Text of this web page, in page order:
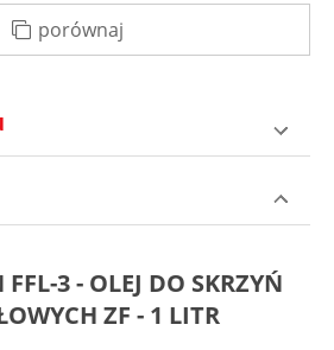
porównaj
3 - OLEJ DO SKRZYŃ
ZF - 1 LITR